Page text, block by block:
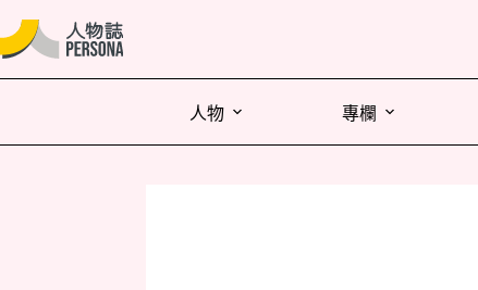
人物 專欄